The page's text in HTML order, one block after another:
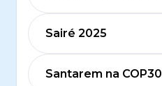
Sairé 2025
Santarem na COP30